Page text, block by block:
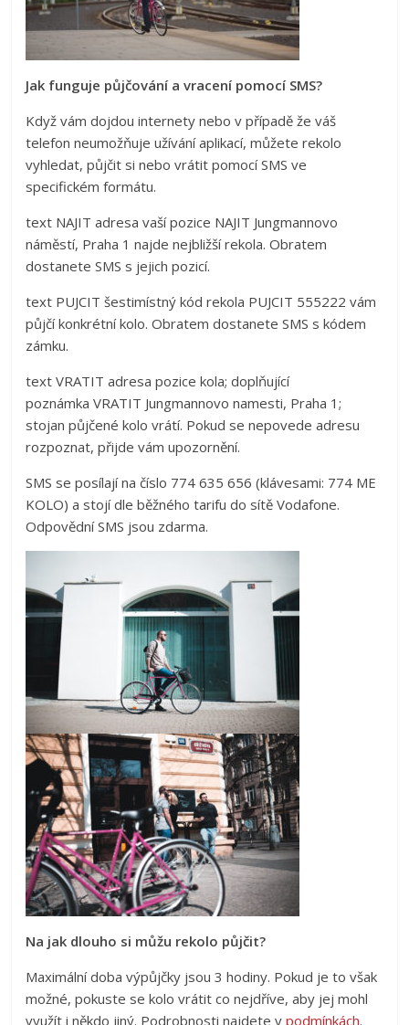
Jak funguje půjčování a vracení pomocí SMS?
Když vám dojdou internety nebo v případě že váš
telefon neumožňuje užívání aplikací, můžete rekolo
vyhledat, půjčit si nebo vrátit pomocí SMS ve
specifickém formátu.
text NAJIT adresa vaší pozice NAJIT Jungmannovo
náměstí, Praha 1 najde nejbližší rekola. Obratem
dostanete SMS s jejich pozicí.
text PUJCIT šestimístný kód rekola PUJCIT 555222 vám
půjčí konkrétní kolo. Obratem dostanete SMS s kódem
zámku.
text VRATIT adresa pozice kola; doplňující
poznámka VRATIT Jungmannovo namesti, Praha 1;
stojan půjčené kolo vrátí. Pokud se nepovede adresu
rozpoznat, přijde vám upozornění.
SMS se posílají na číslo 774 635 656 (klávesami: 774 ME
KOLO) a stojí dle běžného tarifu do sítě Vodafone.
Odpovědní SMS jsou zdarma.
Na jak dlouho si můžu rekolo půjčit?
Maximální doba výpůjčky jsou 3 hodiny. Pokud je to však
možné, pokuste se kolo vrátit co nejdříve, aby jej mohl
využít i někdo jiný. Podrobnosti najdete vpodmínkách.